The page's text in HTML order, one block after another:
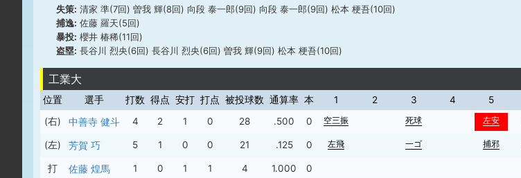
失策: 清家 準(7回) 曽我 輝(8回) 向段 泰一郎(9回) 向段 泰一郎(9回) 松本 梗吾(10回)
捕逸: 佐藤 羅天(5回)
暴投: 櫻井 椿稀(11回)
盗塁: 長谷川 烈央(6回) 長谷川 烈央(6回) 曽我 輝(9回) 松本 梗吾(10回)
工業大
位置 選手 打数 得点 安打 打点 被投球数 通算率 本 1 2 3 4 5
(右)
中善寺 健斗 4 2 1 0 28 .500 0 空三振 死球 左安
(左) 芳賀 巧 5 1 0 0 21 .125 0 左飛 一ゴ 捕邪
打 佐藤 煌馬 1 0 1 1 4 1.000 0